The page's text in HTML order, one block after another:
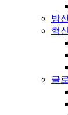
방
혁
글